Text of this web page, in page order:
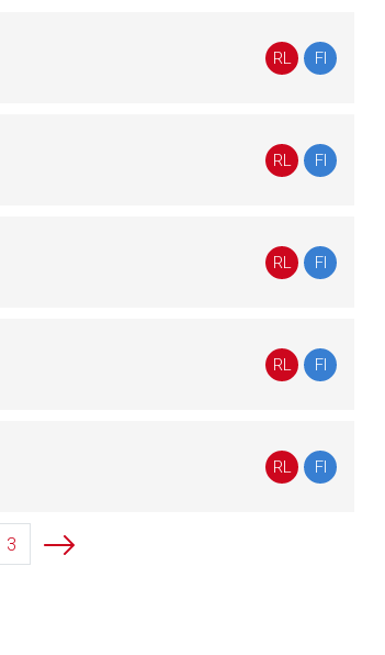
RL FI
RL FI
RL FI
RL FI
RL FI
3